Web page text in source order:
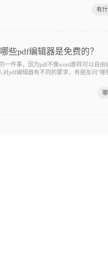
些pdf编辑器是免费的？
件事，因为pdf不像word那样可以自
pdf编辑器有不同的要求，有朋友问“哪